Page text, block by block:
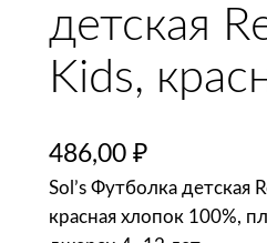
детская
Kids,
486,00 ₽
Sol’s Футболка детская
красная хлопок 100%,